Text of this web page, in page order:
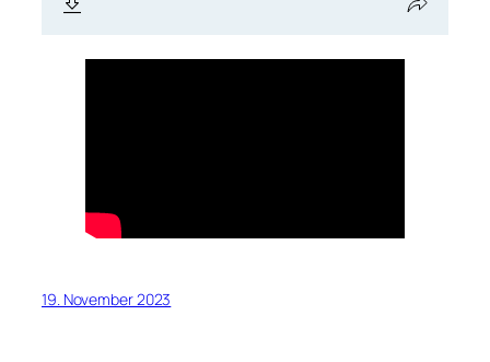
19. November 2023